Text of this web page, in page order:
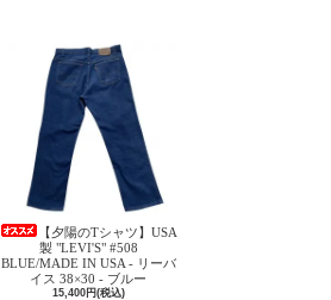
【夕陽のTシャツ】USA
製 "LEVI'S" #508
BLUE/MADE IN USA - リーバ
イス 38×30 - ブルー
15,400円(税込)